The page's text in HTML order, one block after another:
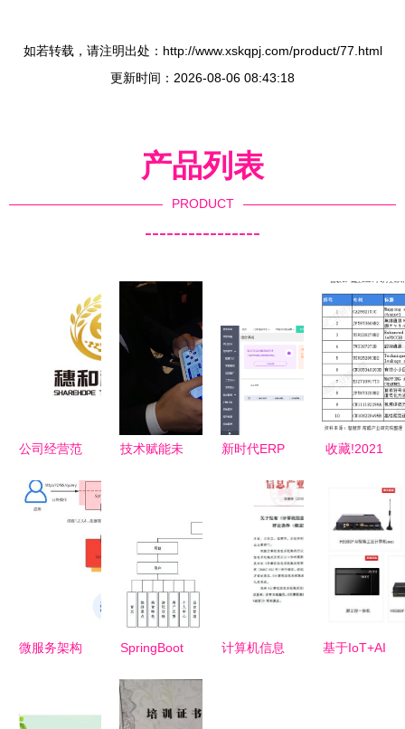
如若转载，请注明出处：http://www.xskqpj.com/product/77.html
更新时间：2026-08-06 08:43:18
产品列表
PRODUCT
----------------
公司经营范
算机系统服
技术赋能未
远程移动物
体
新时代ERP
于计算机系
统集成服务
的深度解析
收藏!2021
行业技术竞
争格局
微服务架构
SpringBoot
统16gjg 选
计算机信息
基于IoT+AI